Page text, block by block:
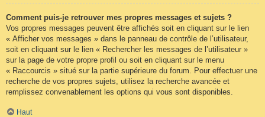
Comment puis-je retrouver mes propres messages et sujets ?
Vos propres messages peuvent être affichés soit en cliquant sur le lien
« Afficher vos messages » dans le panneau de contrôle de l’utilisateur,
soit en cliquant sur le lien « Rechercher les messages de l’utilisateur »
sur la page de votre propre profil ou soit en cliquant sur le menu
« Raccourcis » situé sur la partie supérieure du forum. Pour effectuer une
recherche de vos propres sujets, utilisez la recherche avancée et
remplissez convenablement les options qui vous sont disponibles.
Haut